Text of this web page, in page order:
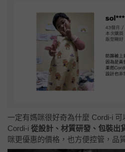
一定有媽咪很好奇為什麼 Cordi-i
Cordi-i 從設計、材質研發、包裝出
咪更優惠的價格，也方便控管，品